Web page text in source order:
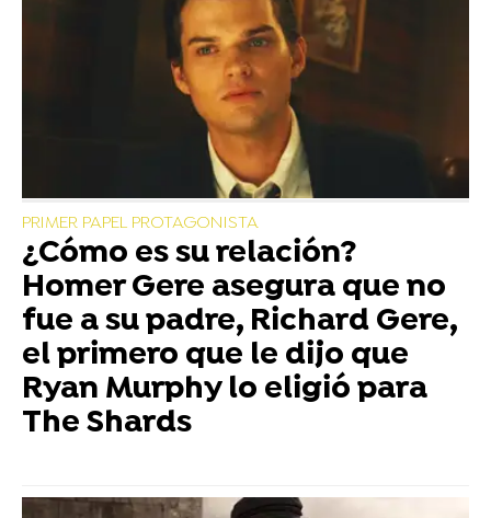
PRIMER PAPEL PROTAGONISTA
¿Cómo es su relación?
Homer Gere asegura que no
fue a su padre, Richard Gere,
el primero que le dijo que
Ryan Murphy lo eligió para
The Shards